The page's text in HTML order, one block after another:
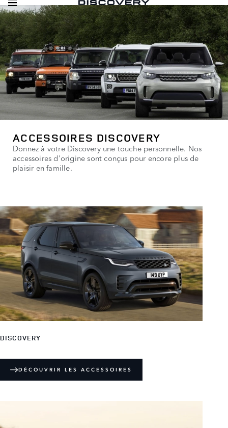
ACCESSOIRES DISCOVERY
Donnez à votre Discovery une touche personnelle. Nos
accessoires d'origine sont conçus pour encore plus de
plaisir en famille.
DISCOVERY
DÉCOUVRIR LES ACCESSOIRES